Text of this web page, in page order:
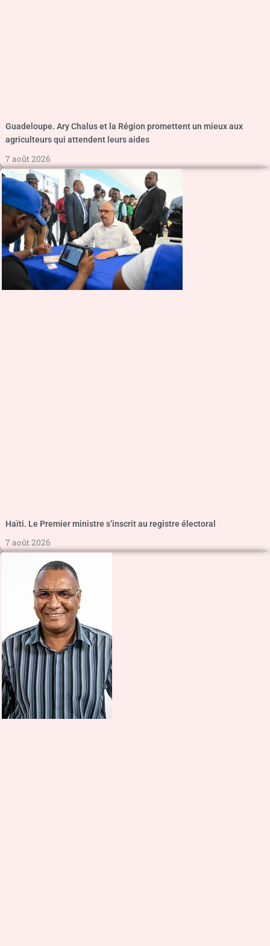
Guadeloupe. Ary Chalus et la Région promettent un mieux aux
agriculteurs qui attendent leurs aides
7 août 2026
Haïti. Le Premier ministre s’inscrit au registre électoral
7 août 2026